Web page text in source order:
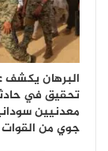
البرهان
تحقيق في
معدنيين
جوي من